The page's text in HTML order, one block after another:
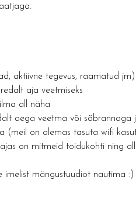
aktiivne tegevus, raamatud jm)
aja veetmiseks
all näha
aega veetma või sõbrannaga
(meil on olemas tasuta wifi
on mitmeid toidukohti ning
mängustuudiot nautima :)